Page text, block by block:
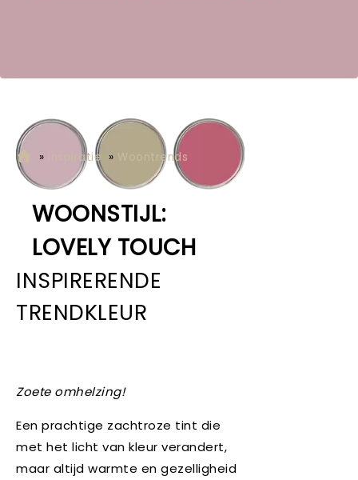
» Inspiratie » Woontrends
WOONSTIJL:
LOVELY TOUCH
INSPIRERENDE
TRENDKLEUR
Zoete omhelzing!
Een prachtige zachtroze tint die
met het licht van kleur verandert,
maar altijd warmte en gezelligheid